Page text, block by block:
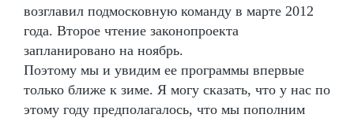
возглавил подмосковную команду в марте 2012
года. Второе чтение законопроекта
запланировано на ноябрь.
Поэтому мы и увидим ее программы впервые
только ближе к зиме. Я могу сказать, что у нас по
этому году предполагалось, что мы пополним